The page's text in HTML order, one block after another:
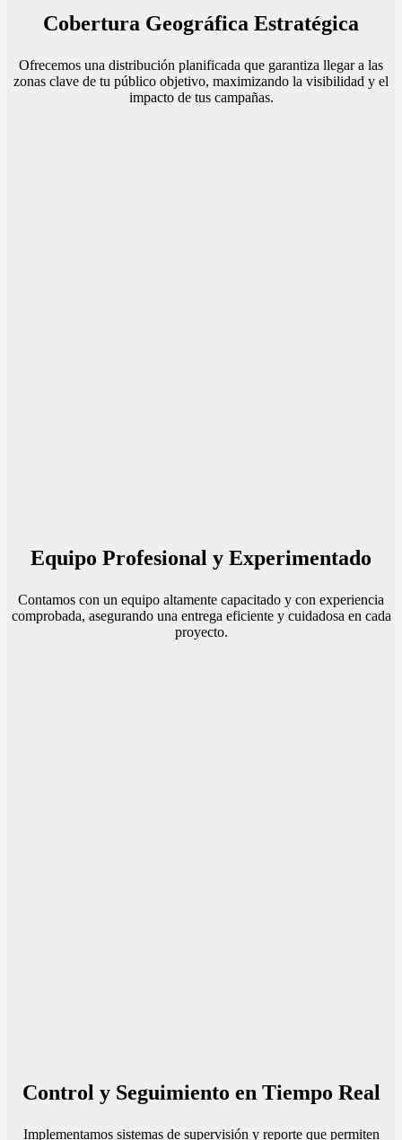
Cobertura Geográfica Estratégica
Ofrecemos una distribución planificada que garantiza llegar a las
zonas clave de tu público objetivo, maximizando la visibilidad y el
impacto de tus campañas.
Equipo Profesional y Experimentado
Contamos con un equipo altamente capacitado y con experiencia
comprobada, asegurando una entrega eficiente y cuidadosa en cada
proyecto.
Control y Seguimiento en Tiempo Real
Implementamos sistemas de supervisión y reporte que permiten